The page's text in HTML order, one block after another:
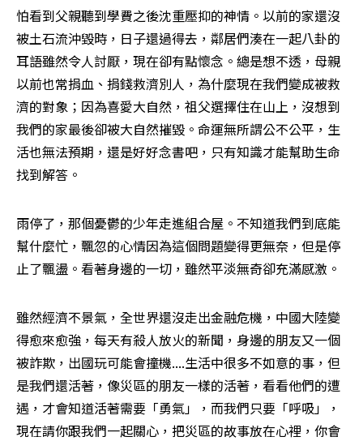
怕看到父親聽到學費之後沈重壓抑的神情。以前的家還沒
被土石流沖毀時，日子還過得去，鄰居們湊在一起八卦的
耳語雖然令人討厭，現在卻有點懷念。總是想不透，母親
以前也常捐血、捐錢救濟別人，為什麼現在我們變成被救
濟的對象；因為喜愛大自然，祖父選擇住在山上，沒想到
我們的家最後卻被大自然摧毀。命運無所謂公不公平，生
活也無法預期，還是好好念書吧，只有知識才能幫助生命
找到解答。
雨停了，那個憂鬱的少年走進組合屋。不知道我們到底能
幫什麼忙，飄忽的心情因為這個問題變得更無奈，但是停
止了飄盪。看著身邊的一切，雖然平淡無奇卻充滿感激。
雖然經濟不景氣，全世界還沒走出金融危機，中國大陸變
得愈來愈強，每天有殺人放火的新聞，身邊的朋友又一個
被詐欺，出國玩可能會撞機....生活中很多不如意的事，但
是我們還活著，像災區的朋友一樣的活著，看看他們的遭
遇，才會知道活著需要「勇氣」，而我們只要「呼吸」，
現在請你跟我們一起關心，把災區的故事放在心裡，你會